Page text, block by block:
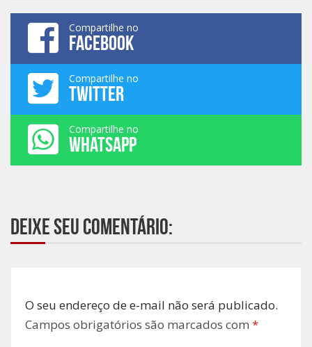
Compartilhe no
FACEBOOK
Compartilhe no
TWITTER
Compartilhe no
WHATSAPP
Deixe seu comentário:
O seu endereço de e-mail não será publicado.
Campos obrigatórios são marcados com *